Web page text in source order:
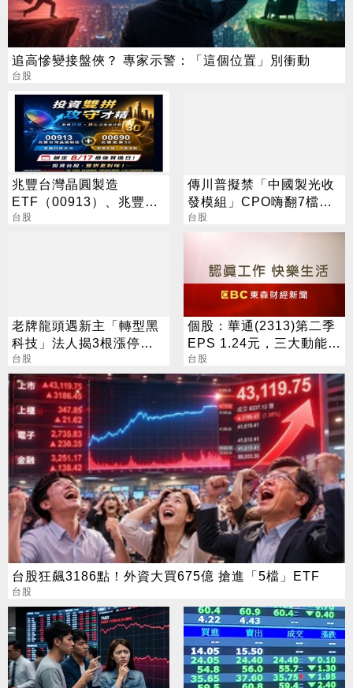
追高慘變接盤俠？ 專家示警：「這個位置」別衝動
台股
兆豐台灣晶圓製造
ETF（00913）、兆豐藍
籌30 ETF（00690） 最
台股
傳川普擬禁「中國製光收
發模組」CPO嗨翻7檔攻
漲停
台股
老牌龍頭遇新主「轉型黑
科技」法人揭3根漲停背
後秘辛
台股
個股：華通(2313)第二季
EPS 1.24元，三大動能加
持，營運展望逐季向上
台股
台股狂飆3186點！外資大買675億 搶進「5檔」ETF
台股